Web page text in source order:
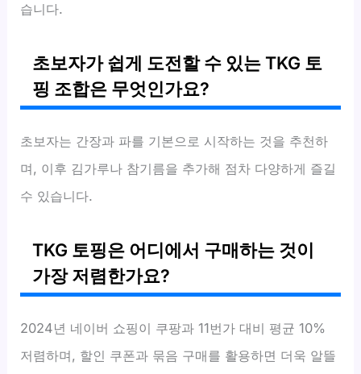
습니다.
초보자가 쉽게 도전할 수 있는 TKG 토
핑 조합은 무엇인가요?
초보자는 간장과 파를 기본으로 시작하는 것을 추천하
며, 이후 김가루나 참기름을 추가해 점차 다양하게 즐길
수 있습니다.
TKG 토핑은 어디에서 구매하는 것이
가장 저렴한가요?
2024년 네이버 쇼핑이 쿠팡과 11번가 대비 평균 10%
저렴하며, 할인 쿠폰과 묶음 구매를 활용하면 더욱 알뜰